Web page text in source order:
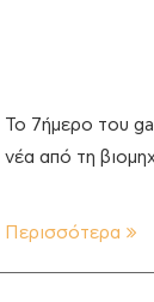
Το 7ήμερο του
νέα από τη
Περισσότερα